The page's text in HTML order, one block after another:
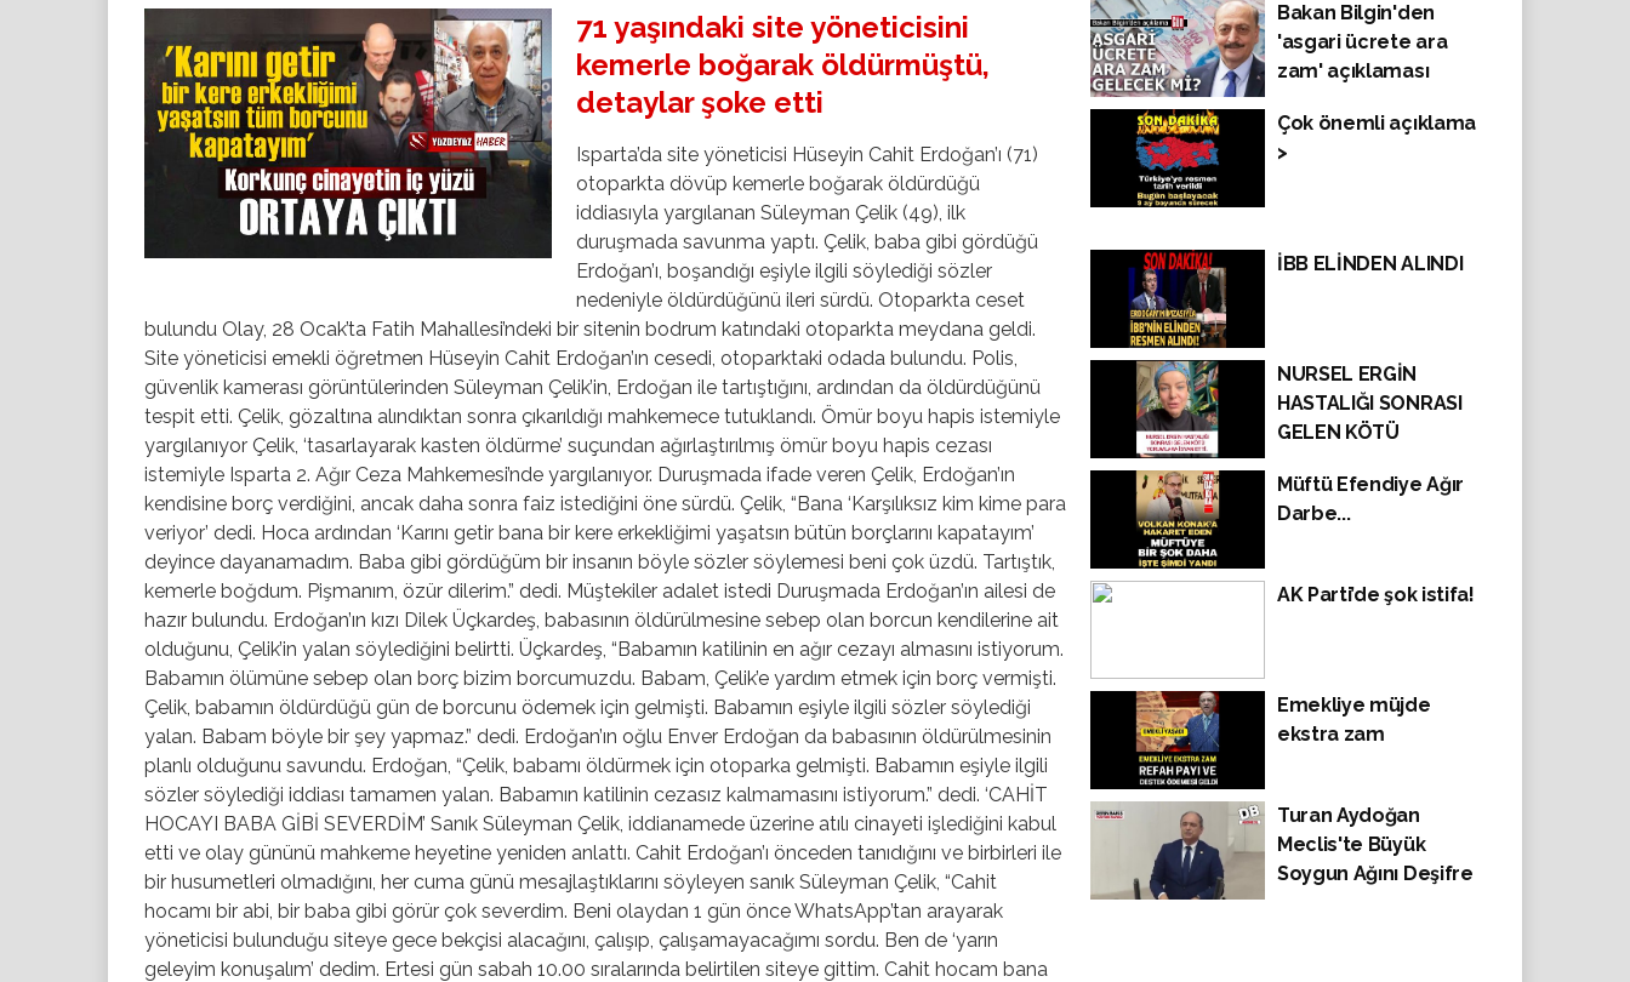
71 yaşındaki site yöneticisini
kemerle boğarak öldürmüştü,
detaylar şoke etti
Isparta’da site yöneticisi Hüseyin Cahit Erdoğan’ı (71)
otoparkta dövüp kemerle boğarak öldürdüğü
iddiasıyla yargılanan Süleyman Çelik (49), ilk
duruşmada savunma yaptı. Çelik, baba gibi gördüğü
Erdoğan’ı, boşandığı eşiyle ilgili söylediği sözler
nedeniyle öldürdüğünü ileri sürdü. Otoparkta ceset
bulundu Olay, 28 Ocak’ta Fatih Mahallesi’ndeki bir sitenin bodrum katındaki otoparkta meydana geldi.
Site yöneticisi emekli öğretmen Hüseyin Cahit Erdoğan’ın cesedi, otoparktaki odada bulundu. Polis,
güvenlik kamerası görüntülerinden Süleyman Çelik’in, Erdoğan ile tartıştığını, ardından da öldürdüğünü
tespit etti. Çelik, gözaltına alındıktan sonra çıkarıldığı mahkemece tutuklandı. Ömür boyu hapis istemiyle
yargılanıyor Çelik, ‘tasarlayarak kasten öldürme’ suçundan ağırlaştırılmış ömür boyu hapis cezası
istemiyle Isparta 2. Ağır Ceza Mahkemesi’nde yargılanıyor. Duruşmada ifade veren Çelik, Erdoğan’ın
kendisine borç verdiğini, ancak daha sonra faiz istediğini öne sürdü. Çelik, “Bana ‘Karşılıksız kim kime para
veriyor’ dedi. Hoca ardından ‘Karını getir bana bir kere erkekliğimi yaşatsın bütün borçlarını kapatayım’
deyince dayanamadım. Baba gibi gördüğüm bir insanın böyle sözler söylemesi beni çok üzdü. Tartıştık,
kemerle boğdum. Pişmanım, özür dilerim.” dedi. Müştekiler adalet istedi Duruşmada Erdoğan’ın ailesi de
hazır bulundu. Erdoğan’ın kızı Dilek Üçkardeş, babasının öldürülmesine sebep olan borcun kendilerine ait
olduğunu, Çelik’in yalan söylediğini belirtti. Üçkardeş, “Babamın katilinin en ağır cezayı almasını istiyorum.
Babamın ölümüne sebep olan borç bizim borcumuzdu. Babam, Çelik’e yardım etmek için borç vermişti.
Çelik, babamın öldürdüğü gün de borcunu ödemek için gelmişti. Babamın eşiyle ilgili sözler söylediği
yalan. Babam böyle bir şey yapmaz.” dedi. Erdoğan’ın oğlu Enver Erdoğan da babasının öldürülmesinin
planlı olduğunu savundu. Erdoğan, “Çelik, babamı öldürmek için otoparka gelmişti. Babamın eşiyle ilgili
sözler söylediği iddiası tamamen yalan. Babamın katilinin cezasız kalmamasını istiyorum.” dedi. ‘CAHİT
HOCAYI BABA GİBİ SEVERDİM’ Sanık Süleyman Çelik, iddianamede üzerine atılı cinayeti işlediğini kabul
etti ve olay gününü mahkeme heyetine yeniden anlattı. Cahit Erdoğan’ı önceden tanıdığını ve birbirleri ile
bir husumetleri olmadığını, her cuma günü mesajlaştıklarını söyleyen sanık Süleyman Çelik, “Cahit
hocamı bir abi, bir baba gibi görür çok severdim. Beni olaydan 1 gün önce WhatsApp’tan arayarak
yöneticisi bulunduğu siteye gece bekçisi alacağını, çalışıp, çalışamayacağımı sordu. Ben de ‘yarın
geleyim konuşalım’ dedim. Ertesi gün sabah 10.00 sıralarında belirtilen siteye gittim. Cahit hocam bana
Bakan Bilgin'den
'asgari ücrete ara
zam' açıklaması
Çok önemli açıklama
>
İBB ELİNDEN ALINDI
NURSEL ERGİN
HASTALIĞI SONRASI
GELEN KÖTÜ
ETTİ
Müftü Efendiye Ağır
Darbe...
AK Parti’de şok istifa!
Emekliye müjde
ekstra zam
Turan Aydoğan
Meclis'te Büyük
Soygun Ağını Deşifre